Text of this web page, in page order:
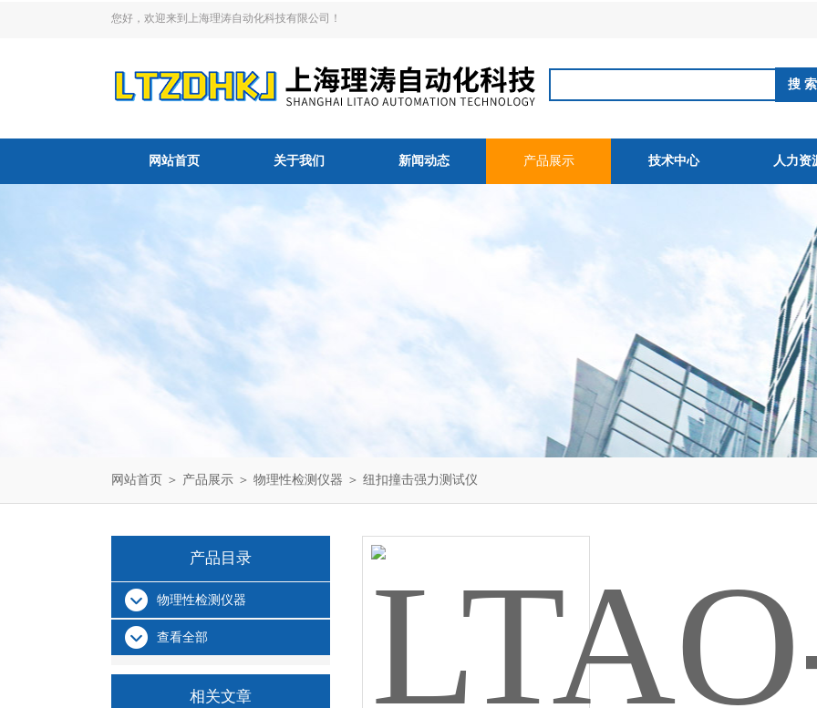
您好，欢迎来到上海理涛自动化科技有限公司！
网站首页 关于我们 新闻动态 产品展示 技术中心 人力资
网站首页 ＞ 产品展示 ＞ 物理性检测仪器 ＞ 纽扣撞击强力测试仪
产品目录
物理性检测仪器
查看全部
相关文章